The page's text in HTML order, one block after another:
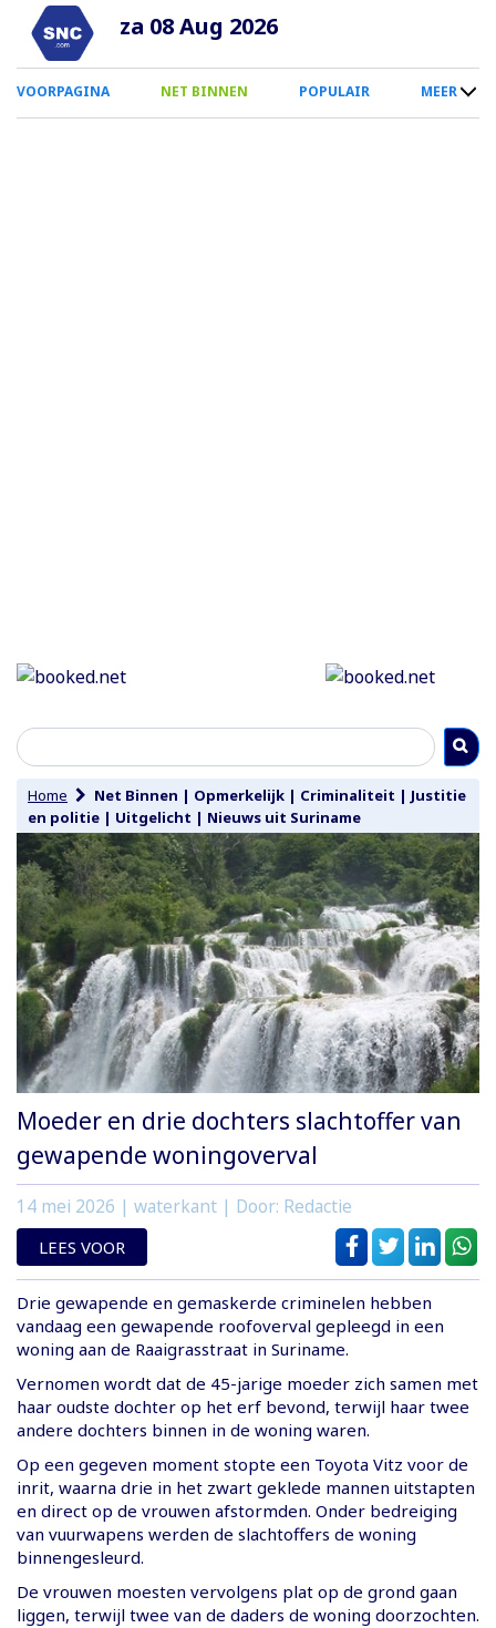
Overslaan
naar
inhoud
za 08 Aug 2026
0
Smartphone
VOORPAGINA NET BINNEN POPULAIR MEER
Home Net Binnen | Opmerkelijk | Criminaliteit | Justitie
en politie | Uitgelicht | Nieuws uit Suriname
Moeder en drie dochters slachtoffer van
gewapende woningoverval
14 mei 2026 | waterkant | Door: Redactie
LEES VOOR
Drie gewapende en gemaskerde criminelen hebben
vandaag een gewapende roofoverval gepleegd in een
woning aan de Raaigrasstraat in Suriname.
Vernomen wordt dat de 45-jarige moeder zich samen met
haar oudste dochter op het erf bevond, terwijl haar twee
andere dochters binnen in de woning waren.
Op een gegeven moment stopte een Toyota Vitz voor de
inrit, waarna drie in het zwart geklede mannen uitstapten
en direct op de vrouwen afstormden. Onder bedreiging
van vuurwapens werden de slachtoffers de woning
binnengesleurd.
De vrouwen moesten vervolgens plat op de grond gaan
liggen, terwijl twee van de daders de woning doorzochten.